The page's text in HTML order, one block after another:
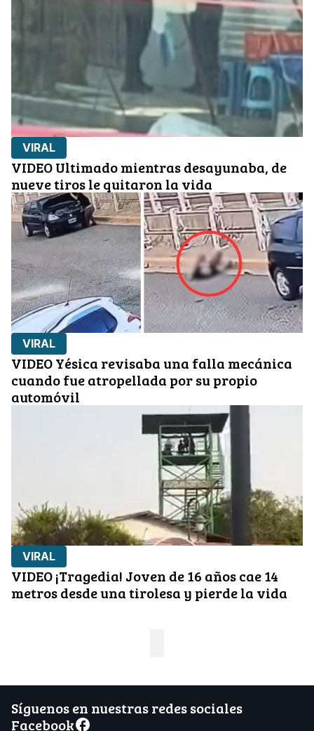
VIRAL
VIDEO Ultimado mientras desayunaba, de
nueve tiros le quitaron la vida
VIRAL
VIDEO Yésica revisaba una falla mecánica
cuando fue atropellada por su propio
automóvil
VIRAL
VIDEO ¡Tragedia! Joven de 16 años cae 14
metros desde una tirolesa y pierde la vida
Síguenos en nuestras redes sociales
Facebook